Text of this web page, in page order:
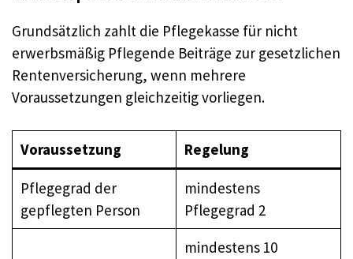
Grundsätzlich zahlt die Pflegekasse für nicht
erwerbsmäßig Pflegende Beiträge zur gesetzlichen
Rentenversicherung, wenn mehrere
Voraussetzungen gleichzeitig vorliegen.
Voraussetzung Regelung
Pflegegrad der
gepflegten Person
mindestens
Pflegegrad 2
mindestens 10